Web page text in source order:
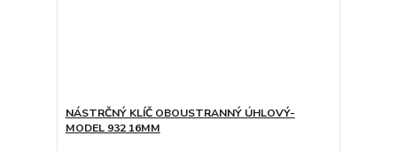
NÁSTRČNÝ KLÍČ OBOUSTRANNÝ ÚHLOVÝ-
MODEL 932 16MM